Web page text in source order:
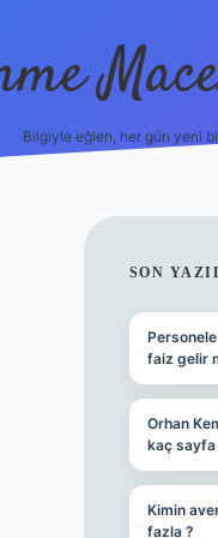
Bilgiyle eğlen, her gün yeni
SON
faiz gelir
Orhan
kaç sayfa
Kimin
fazla ?